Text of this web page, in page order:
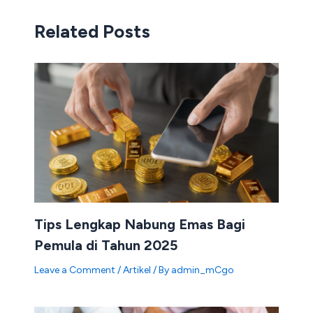
Related Posts
Tips Lengkap Nabung Emas Bagi
Pemula di Tahun 2025
Leave a Comment /Artikel / By admin_mCgo